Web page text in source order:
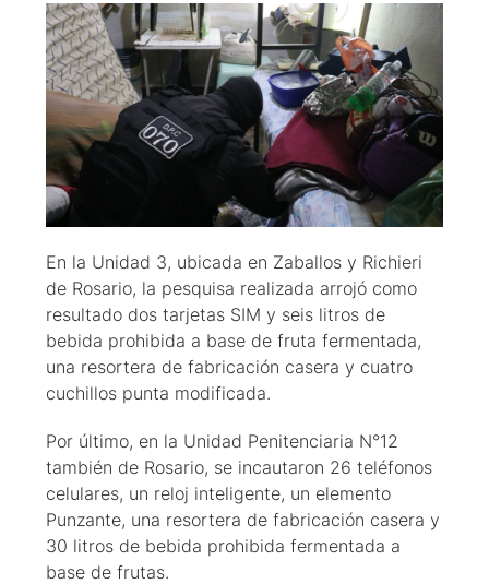
En la Unidad 3, ubicada en Zaballos y Richieri
de Rosario, la pesquisa realizada arrojó como
resultado dos tarjetas SIM y seis litros de
bebida prohibida a base de fruta fermentada,
una resortera de fabricación casera y cuatro
cuchillos punta modificada.
Por último, en la Unidad Penitenciaria N°12
también de Rosario, se incautaron 26 teléfonos
celulares, un reloj inteligente, un elemento
Punzante, una resortera de fabricación casera y
30 litros de bebida prohibida fermentada a
base de frutas.